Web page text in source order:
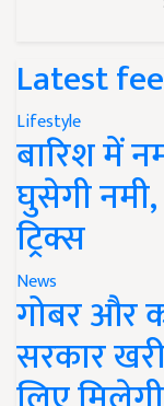
Latest
Lifestyle
बारिश में
घुसेगी
ट्रिक्स
News
गोबर और
सरकार